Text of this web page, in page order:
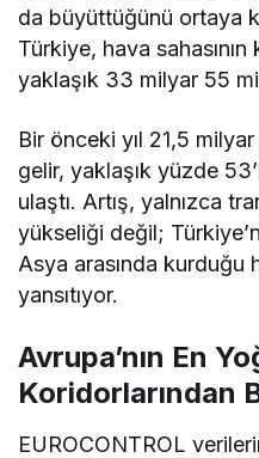
da büyüttüğünü ortaya
Türkiye, hava sahasının
yaklaşık 33 milyar 55
Bir önceki yıl 21,5
gelir, yaklaşık yüzde
ulaştı. Artış, yalnızca
yükseliği değil;
Asya arasında
yansıtıyor.
Avrupa’nın En
Koridorlarından
EUROCONTROL